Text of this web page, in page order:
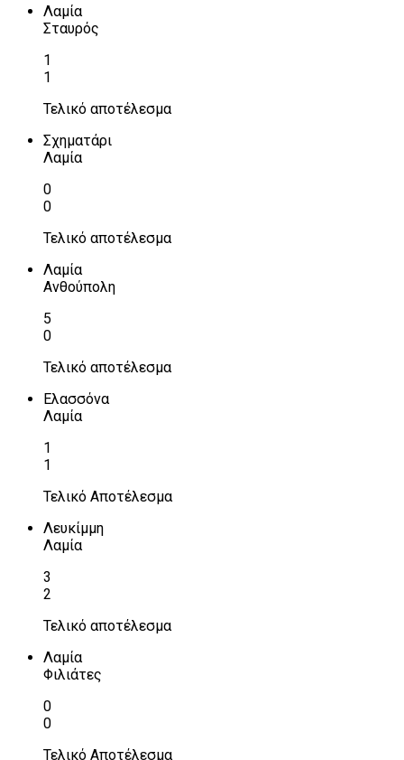
Λαμία
Σταυρός
1
1
Τελικό αποτέλεσμα
Σχηματάρι
Λαμία
0
0
Τελικό αποτέλεσμα
Λαμία
Ανθούπολη
5
0
Τελικό αποτέλεσμα
Ελασσόνα
Λαμία
1
1
Τελικό Αποτέλεσμα
Λευκίμμη
Λαμία
3
2
Τελικό αποτέλεσμα
Λαμία
Φιλιάτες
0
0
Τελικό Αποτέλεσμα